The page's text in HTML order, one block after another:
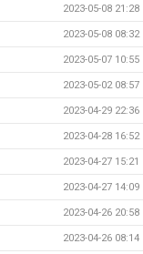
2023-05-08 21:28
2023-05-08 08:32
2023-05-07 10:55
2023-05-02 08:57
2023-04-29 22:36
2023-04-28 16:52
2023-04-27 15:21
2023-04-27 14:09
2023-04-26 20:58
2023-04-26 08:14